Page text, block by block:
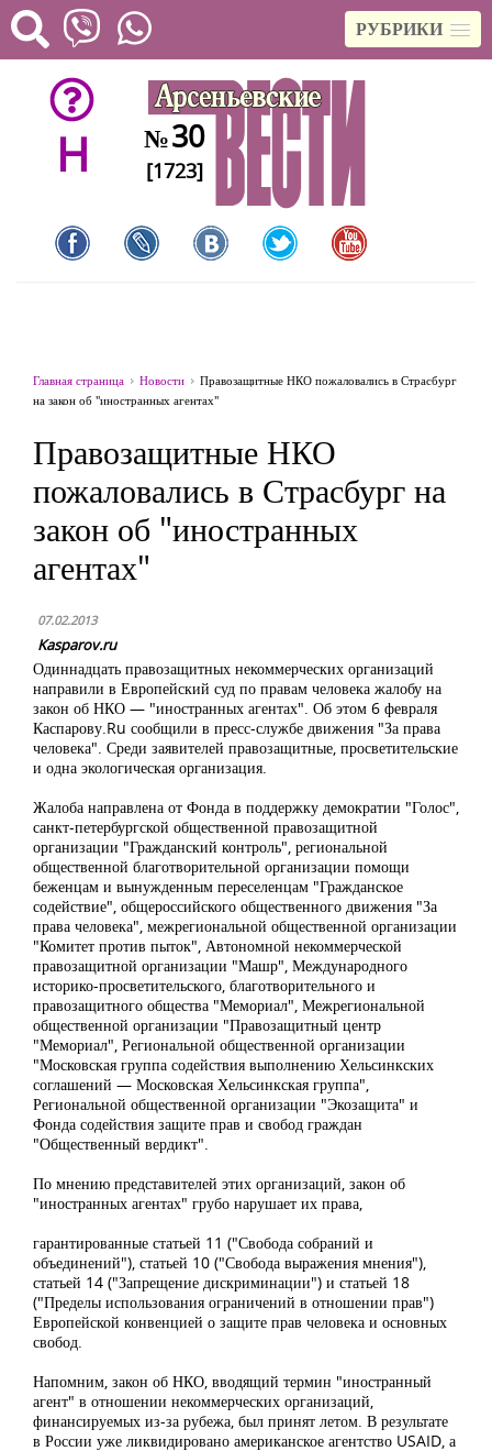
РУБРИКИ
H №30
[1723]
Главная страница Новости
Правозащитные НКО пожаловались в Страсбург
на закон об "иностранных агентах"
Правозащитные НКО
пожаловались в Страсбург на
закон об "иностранных
агентах"
07.02.2013
Kasparov.ru
Одиннадцать правозащитных некоммерческих организаций
направили в Европейский суд по правам человека жалобу на
закон об НКО — "иностранных агентах". Об этом 6 февраля
Каспарову.Ru сообщили в пресс-службе движения "За права
человека". Среди заявителей правозащитные, просветительские
и одна экологическая организация.
Жалоба направлена от Фонда в поддержку демократии "Голос",
санкт-петербургской общественной правозащитной
организации "Гражданский контроль", региональной
общественной благотворительной организации помощи
беженцам и вынужденным переселенцам "Гражданское
содействие", общероссийского общественного движения "За
права человека", межрегиональной общественной организации
"Комитет против пыток", Автономной некоммерческой
правозащитной организации "Машр", Международного
историко-просветительского, благотворительного и
правозащитного общества "Мемориал", Межрегиональной
общественной организации "Правозащитный центр
"Мемориал", Региональной общественной организации
"Московская группа содействия выполнению Хельсинкских
соглашений — Московская Хельсинкская группа",
Региональной общественной организации "Экозащита" и
Фонда содействия защите прав и свобод граждан
"Общественный вердикт".
По мнению представителей этих организаций, закон об
"иностранных агентах" грубо нарушает их права,
гарантированные статьей 11 ("Свобода собраний и
объединений"), статьей 10 ("Свобода выражения мнения"),
статьей 14 ("Запрещение дискриминации") и статьей 18
("Пределы использования ограничений в отношении прав")
Европейской конвенцией о защите прав человека и основных
свобод.
Напомним, закон об НКО, вводящий термин "иностранный
агент" в отношении некоммерческих организаций,
финансируемых из-за рубежа, был принят летом. В результате
в России уже ликвидировано американское агентство USAID, а